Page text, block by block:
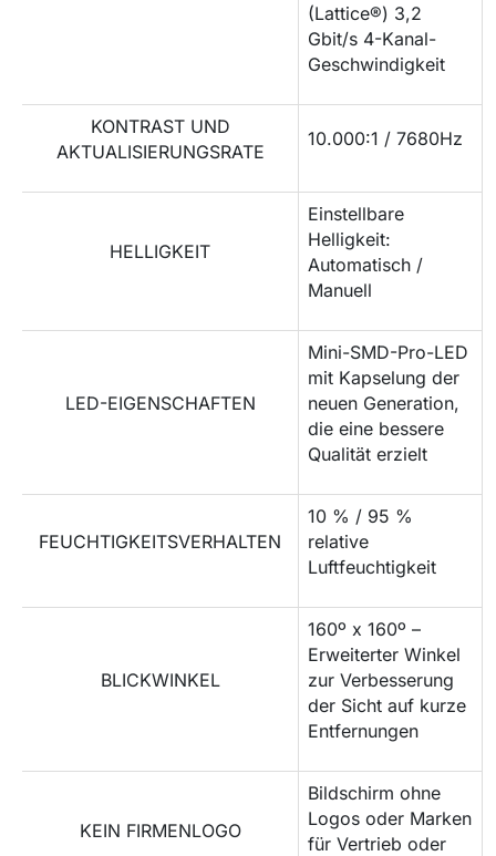
(Lattice®) 3,2
Gbit/s 4-Kanal-
Geschwindigkeit
KONTRAST UND
AKTUALISIERUNGSRATE
10.000:1 / 7680Hz
HELLIGKEIT
Einstellbare
Helligkeit:
Automatisch /
Manuell
LED-EIGENSCHAFTEN
Mini-SMD-Pro-LED
mit Kapselung der
neuen Generation,
die eine bessere
Qualität erzielt
FEUCHTIGKEITSVERHALTEN
10 % / 95 %
relative
Luftfeuchtigkeit
BLICKWINKEL
160º x 160º –
Erweiterter Winkel
zur Verbesserung
der Sicht auf kurze
Entfernungen
KEIN FIRMENLOGO
Bildschirm ohne
Logos oder Marken
für Vertrieb oder